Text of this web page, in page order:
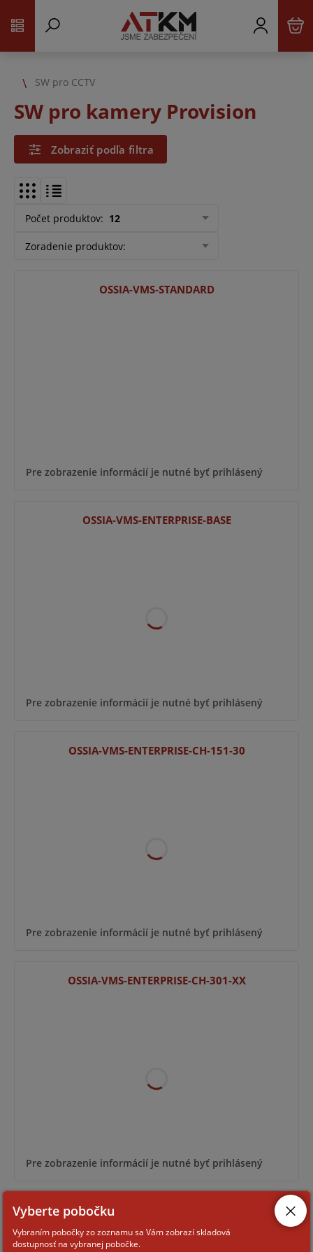
SW pro CCTV
SW pro kamery Provision
Zobraziť podľa filtra
Počet produktov: 12
Zoradenie produktov:
OSSIA-VMS-STANDARD
Pre zobrazenie informácií je nutné byť prihlásený
OSSIA-VMS-ENTERPRISE-BASE
Pre zobrazenie informácií je nutné byť prihlásený
OSSIA-VMS-ENTERPRISE-CH-151-30
Pre zobrazenie informácií je nutné byť prihlásený
OSSIA-VMS-ENTERPRISE-CH-301-XX
Pre zobrazenie informácií je nutné byť prihlásený
OSSIA-VMS-ENTERPRISE-CH-33-150
Vyberte pobočku
Vybraním pobočky zo zoznamu sa Vám zobrazí skladová
dostupnosť na vybranej pobočke.